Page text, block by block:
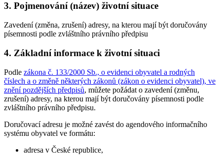
3. Pojmenování (název) životní situace
Zavedení (změna, zrušení) adresy, na kterou mají být doručovány
písemnosti podle zvláštního právního předpisu
4. Základní informace k životní situaci
Podle zákona č. 133/2000 Sb., o evidenci obyvatel a rodných
číslech a o změně některých zákonů (zákon o evidenci obyvatel), ve
znění pozdějších předpisů, můžete požádat o zavedení (změnu,
zrušení) adresy, na kterou mají být doručovány písemnosti podle
zvláštního právního předpisu.
Doručovací adresu je možné zavést do agendového informačního
systému obyvatel ve formátu:
adresa v České republice,